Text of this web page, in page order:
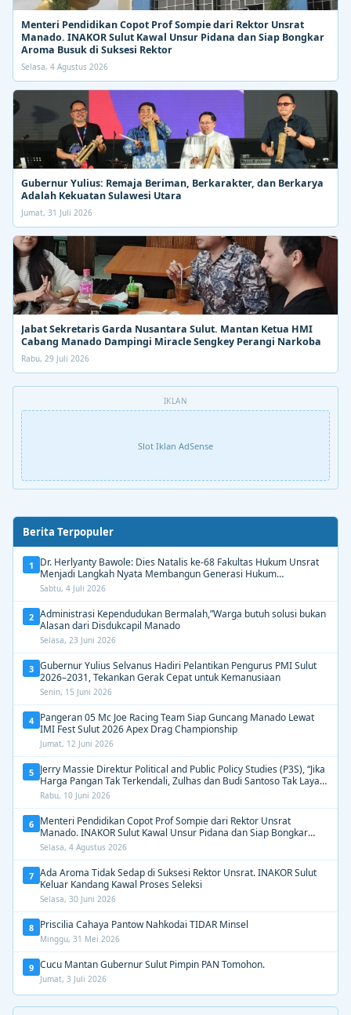
Menteri Pendidikan Copot Prof Sompie dari Rektor Unsrat
Manado. INAKOR Sulut Kawal Unsur Pidana dan Siap Bongkar
Aroma Busuk di Suksesi Rektor
Selasa, 4 Agustus 2026
Gubernur Yulius: Remaja Beriman, Berkarakter, dan Berkarya
Adalah Kekuatan Sulawesi Utara
Jumat, 31 Juli 2026
Jabat Sekretaris Garda Nusantara Sulut. Mantan Ketua HMI
Cabang Manado Dampingi Miracle Sengkey Perangi Narkoba
Rabu, 29 Juli 2026
IKLAN
Slot Iklan AdSense
Berita Terpopuler
1
Dr. Herlyanty Bawole: Dies Natalis ke-68 Fakultas Hukum Unsrat
Menjadi Langkah Nyata Membangun Generasi Hukum
Berdampak
Sabtu, 4 Juli 2026
2 Administrasi Kependudukan Bermalah,”Warga butuh solusi bukan
Alasan dari Disdukcapil Manado
Selasa, 23 Juni 2026
3 Gubernur Yulius Selvanus Hadiri Pelantikan Pengurus PMI Sulut
2026–2031, Tekankan Gerak Cepat untuk Kemanusiaan
Senin, 15 Juni 2026
4 Pangeran 05 Mc Joe Racing Team Siap Guncang Manado Lewat
IMI Fest Sulut 2026 Apex Drag Championship
Jumat, 12 Juni 2026
5 Jerry Massie Direktur Political and Public Policy Studies (P3S), “Jika
Harga Pangan Tak Terkendali, Zulhas dan Budi Santoso Tak Layak
Dipertahankan”
Rabu, 10 Juni 2026
6 Menteri Pendidikan Copot Prof Sompie dari Rektor Unsrat
Manado. INAKOR Sulut Kawal Unsur Pidana dan Siap Bongkar
Aroma Busuk di Suksesi Rektor
Selasa, 4 Agustus 2026
7 Ada Aroma Tidak Sedap di Suksesi Rektor Unsrat. INAKOR Sulut
Keluar Kandang Kawal Proses Seleksi
Selasa, 30 Juni 2026
8 Priscilia Cahaya Pantow Nahkodai TIDAR Minsel
Minggu, 31 Mei 2026
9 Cucu Mantan Gubernur Sulut Pimpin PAN Tomohon.
Jumat, 3 Juli 2026